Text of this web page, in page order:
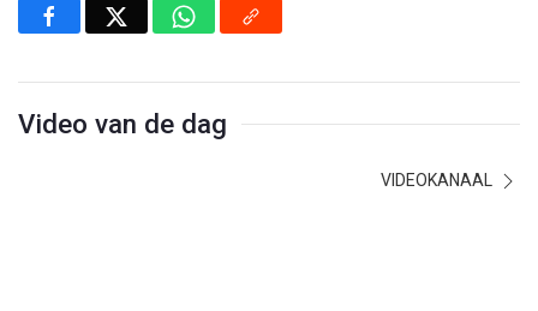
Video van de dag
VIDEOKANAAL